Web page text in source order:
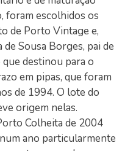
foram escolhidos os
de Porto Vintage e,
Sousa Borges, pai de
destinou para o
em pipas, que foram
de 1994. O lote do
origem nelas.
Colheita de 2004
ano particularmente